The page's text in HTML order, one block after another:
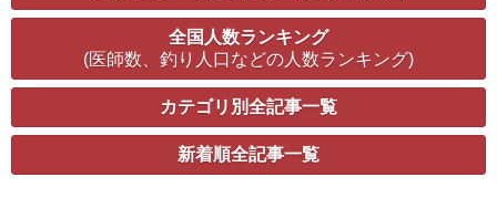
全国人数ランキング
(医師数、釣り人口などの人数ランキング)
カテゴリ別全記事一覧
新着順全記事一覧